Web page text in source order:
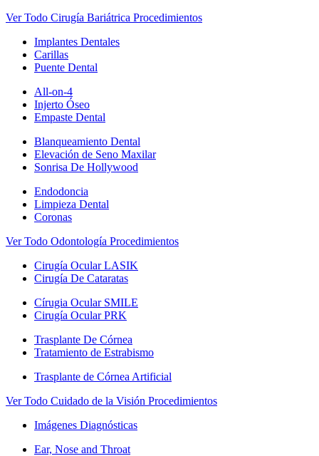
Ver Todo Cirugía Bariátrica Procedimientos
Implantes Dentales
Carillas
Puente Dental
All-on-4
Injerto Óseo
Empaste Dental
Blanqueamiento Dental
Elevación de Seno Maxilar
Sonrisa De Hollywood
Endodoncia
Limpieza Dental
Coronas
Ver Todo Odontología Procedimientos
Cirugía Ocular LASIK
Cirugía De Cataratas
Círugia Ocular SMILE
Cirugía Ocular PRK
Trasplante De Córnea
Tratamiento de Estrabismo
Trasplante de Córnea Artificial
Ver Todo Cuidado de la Visión Procedimientos
Imágenes Diagnósticas
Ear, Nose and Throat